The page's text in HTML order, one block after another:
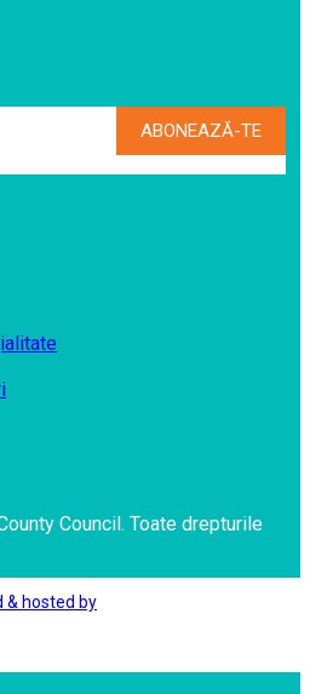
Council. Toate drepturile
& hosted by